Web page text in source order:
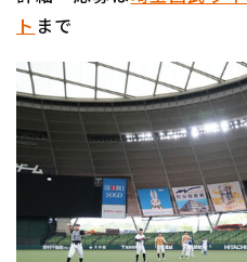
ト まで